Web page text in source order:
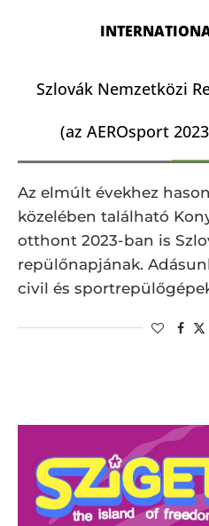
Szlovák Nemzetközi
(az AEROsport
Az elmúlt évekhez
közelében található
otthont 2023-ban is
repülőnapjának.
civil és